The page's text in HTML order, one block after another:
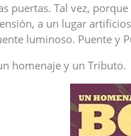
puertas. Tal vez,
a un lugar
luminoso. Puente y
homenaje y un Tributo.